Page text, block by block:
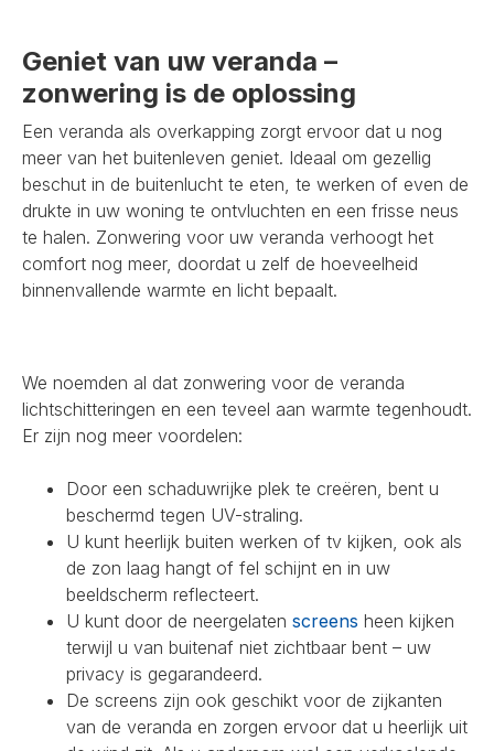
Geniet van uw veranda –
zonwering is de oplossing
Een veranda als overkapping zorgt ervoor dat u nog
meer van het buitenleven geniet. Ideaal om gezellig
beschut in de buitenlucht te eten, te werken of even de
drukte in uw woning te ontvluchten en een frisse neus
te halen. Zonwering voor uw veranda verhoogt het
comfort nog meer, doordat u zelf de hoeveelheid
binnenvallende warmte en licht bepaalt.
We noemden al dat zonwering voor de veranda
lichtschitteringen en een teveel aan warmte tegenhoudt.
Er zijn nog meer voordelen:
Door een schaduwrijke plek te creëren, bent u
beschermd tegen UV-straling.
U kunt heerlijk buiten werken of tv kijken, ook als
de zon laag hangt of fel schijnt en in uw
beeldscherm reflecteert.
U kunt door de neergelaten screens heen kijken
terwijl u van buitenaf niet zichtbaar bent – uw
privacy is gegarandeerd.
De screens zijn ook geschikt voor de zijkanten
van de veranda en zorgen ervoor dat u heerlijk uit